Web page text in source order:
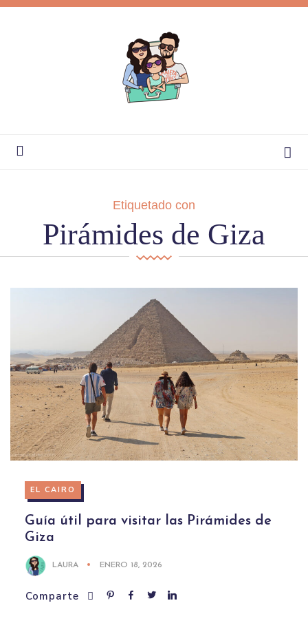
Etiquetado con
Pirámides de Giza
EL CAIRO
Guía útil para visitar las Pirámides de
Giza
LAURA ENERO 18, 2026
Comparte